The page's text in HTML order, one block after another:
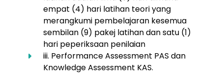
empat (4) hari latihan teori yang
merangkumi pembelajaran kesemua
sembilan (9) pakej latihan dan satu (1)
hari peperiksaan penilaian
iii. Performance Assessment PAS dan
Knowledge Assessment KAS.